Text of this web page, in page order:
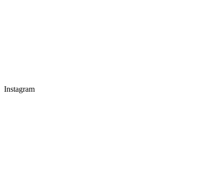
Instagram